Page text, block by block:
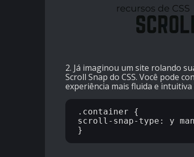
2. Já imaginou um site rolando
Scroll Snap do CSS. Você pode
experiência mais fluida e
.container {
scroll-snap-type: y